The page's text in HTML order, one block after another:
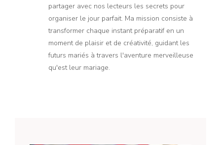
partager avec nos lecteurs les secrets pour
organiser le jour parfait. Ma mission consiste à
transformer chaque instant préparatif en un
moment de plaisir et de créativité, guidant les
futurs mariés à travers l'aventure merveilleuse
qu'est leur mariage.